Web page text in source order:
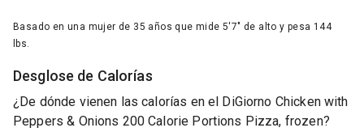
Basado en una mujer de 35 años que mide 5'7" de alto y pesa 144
lbs.
Desglose de Calorías
¿De dónde vienen las calorías en el DiGiorno Chicken with
Peppers & Onions 200 Calorie Portions Pizza, frozen?